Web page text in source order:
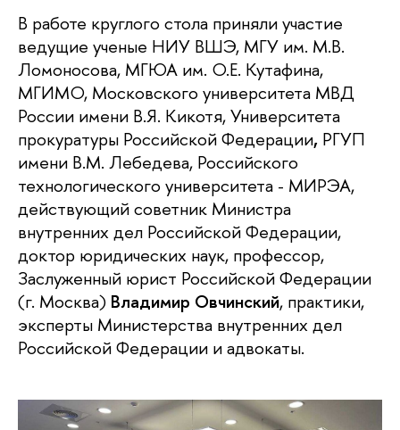
В работе круглого стола приняли участие
ведущие ученые НИУ ВШЭ, МГУ им. М.В.
Ломоносова, МГЮА им. О.Е. Кутафина,
МГИМО, Московского университета МВД
России имени В.Я. Кикотя, Университета
прокуратуры Российской Федерации, РГУП
имени В.М. Лебедева, Российского
технологического университета - МИРЭА,
действующий советник Министра
внутренних дел Российской Федерации,
доктор юридических наук, профессор,
Заслуженный юрист Российской Федерации
(г. Москва) Владимир Овчинский, практики,
эксперты Министерства внутренних дел
Российской Федерации и адвокаты.